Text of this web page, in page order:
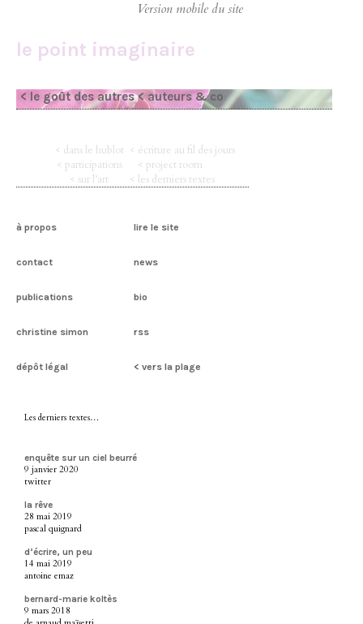
le point imaginaire
< le goût des autres < auteurs & co
< dans le hublot < écriture au fil des jours
< participations
< project room
< sur l’art
< les derniers textes
à propos lire le site
contact news
publications bio
christine simon rss
dépôt légal < vers la plage
Les derniers textes…
enquête sur un ciel beurré
9 janvier 2020
twitter
la rêve
28 mai 2019
pascal quignard
d’écrire, un peu
14 mai 2019
antoine emaz
bernard-marie koltès
9 mars 2018